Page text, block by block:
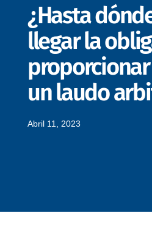
¿Hasta
llegar la
un laudo
Abril 11, 2023